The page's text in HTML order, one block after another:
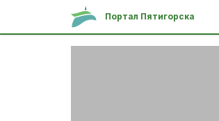
Портал Пятигорска